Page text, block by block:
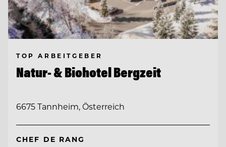
TOP ARBEITGEBER
Natur- & Biohotel Bergzeit
6675 Tannheim, Österreich
CHEF DE RANG